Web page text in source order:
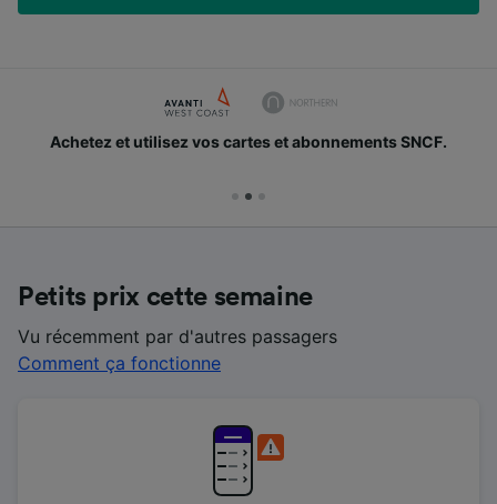
Achetez et utilisez vos cartes et abonnements SNCF.
Petits prix cette semaine
Vu récemment par d'autres passagers
Comment ça fonctionne